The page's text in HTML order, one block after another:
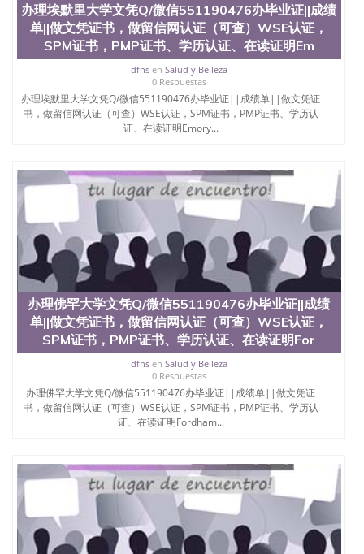
办理埃默里大学文凭Q/微信551190476办毕业证||成绩
单||做文凭证书，做留信网认证（可查）WSE认证，
SPM证书，PMP证书、学历认证、在读证明Em
dfnsen Salud y Belleza
0 Respuestas
办理埃默里大学文凭Q/微信551190476办毕业证||成绩单||做文凭证
书，做留信网认证（可查）WSE认证，SPM证书，PMP证书、学历认
证、在读证明Emory...
办理佛罕大学文凭Q/微信551190476办毕业证||成绩
单||做文凭证书，做留信网认证（可查）WSE认证，
SPM证书，PMP证书、学历认证、在读证明For
dfnsen Salud y Belleza
0 Respuestas
办理佛罕大学文凭Q/微信551190476办毕业证||成绩单||做文凭证
书，做留信网认证（可查）WSE认证，SPM证书，PMP证书、学历认
证、在读证明Fordham...